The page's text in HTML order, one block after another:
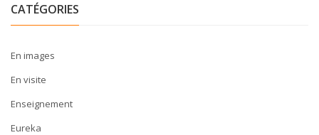
CATÉGORIES
En images
En visite
Enseignement
Eureka